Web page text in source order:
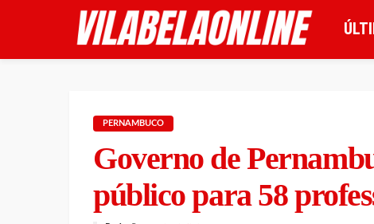
PERNAMBUCO
Governo de
público para 58